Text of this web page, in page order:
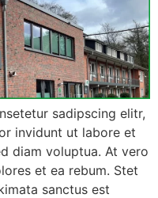
sadipscing elitr,
invidunt ut labore et
diam voluptua. At vero
et ea rebum. Stet
sanctus est